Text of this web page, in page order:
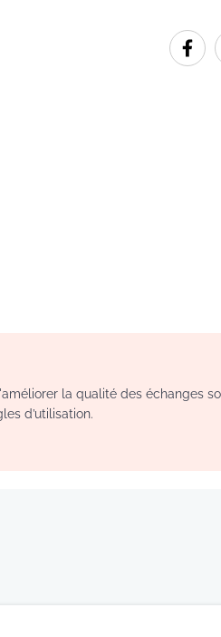
la qualité des échanges
d’utilisation.